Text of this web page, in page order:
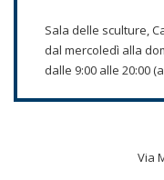
Sala delle sculture,
dal mercoledì alla
dalle 9:00 alle 20:00
Via